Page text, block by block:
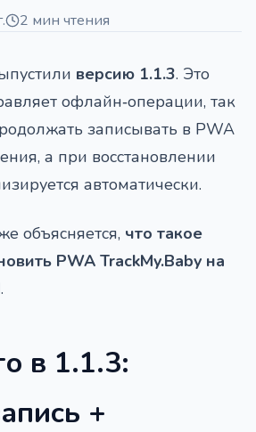
2 мин чтения
версию 1.1.3. Это
офлайн‑операции, так
записывать в PWA
а при восстановлении
автоматически.
объясняется, что такое
PWA TrackMy.Baby на
.
в 1.1.3:
+